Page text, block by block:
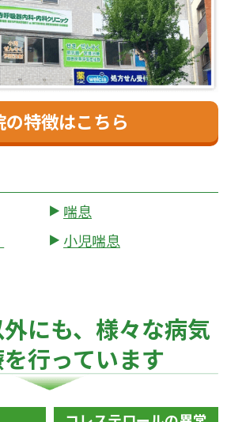
の特徴はこちら
喘息
小児喘息
にも、様々な病気
行っています